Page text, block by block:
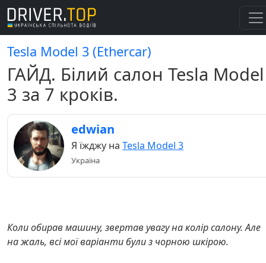
Tesla Model 3 (Ethercar)
ГАЙД. Білий салон Tesla Model
3 за 7 кроків.
edwian
Я їжджу на Tesla Model 3
Україна
Коли обирав машину, звертав увагу на колір салону. Але
на жаль, всі мої варіанти були з чорною шкірою.